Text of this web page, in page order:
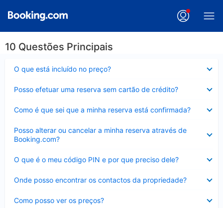
10 Questões Principais
O que está incluído no preço?
fechado
Posso efetuar uma reserva sem cartão de crédito?
fechado
Como é que sei que a minha reserva está confirmada?
fechado
Posso alterar ou cancelar a minha reserva através de
Booking.com?
fechado
O que é o meu código PIN e por que preciso dele?
fechado
Onde posso encontrar os contactos da propriedade?
fechado
Como posso ver os preços?
fechado